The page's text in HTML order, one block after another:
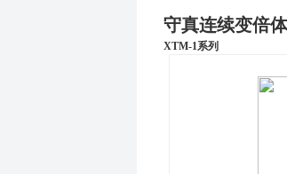
守真连续变倍
XTM-1系列